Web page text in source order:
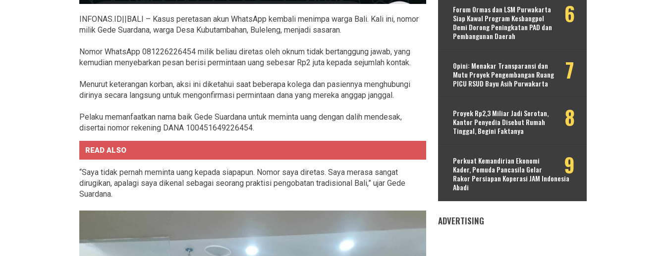
INFONAS.ID||BALI – Kasus peretasan akun WhatsApp kembali menimpa warga Bali. Kali ini, nomor
milik Gede Suardana, warga Desa Kubutambahan, Buleleng, menjadi sasaran.
Nomor WhatsApp 081226226454 milik beliau diretas oleh oknum tidak bertanggung jawab, yang
kemudian menyebarkan pesan berisi permintaan uang sebesar Rp2 juta kepada sejumlah kontak.
Menurut keterangan korban, aksi ini diketahui saat beberapa kolega dan pasiennya menghubungi
dirinya secara langsung untuk mengonfirmasi permintaan dana yang mereka anggap janggal.
Pelaku memanfaatkan nama baik Gede Suardana untuk meminta uang dengan dalih mendesak,
disertai nomor rekening DANA 100451649226454.
READ ALSO
“Saya tidak pernah meminta uang kepada siapapun. Nomor saya diretas. Saya merasa sangat
dirugikan, apalagi saya dikenal sebagai seorang praktisi pengobatan tradisional Bali,” ujar Gede
Suardana.
Forum Ormas dan LSM Purwakarta
Siap Kawal Program Kesbangpol
Demi Dorong Peningkatan PAD dan
Pembangunan Daerah
Opini: Menakar Transparansi dan
Mutu Proyek Pengembangan Ruang
PICU RSUD Bayu Asih Purwakarta
Proyek Rp2,3 Miliar Jadi Sorotan,
Kantor Penyedia Disebut Rumah
Tinggal, Begini Faktanya
Perkuat Kemandirian Ekonomi
Kader, Pemuda Pancasila Gelar
Rakor Persiapan Koperasi JAM Indonesia
Abadi
ADVERTISING